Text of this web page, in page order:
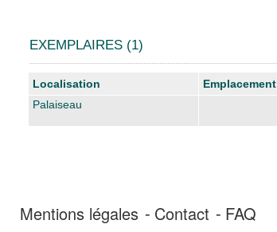
EXEMPLAIRES (1)
Liste des exemplaires
Localisation Emplacement
Palaiseau
Mentions légales Contact FAQ